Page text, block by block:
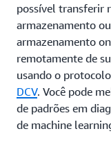
possível transferir
armazenamento
armazenamento
remotamente de
usando o
DCV. Você pode
de padrões em
de machine